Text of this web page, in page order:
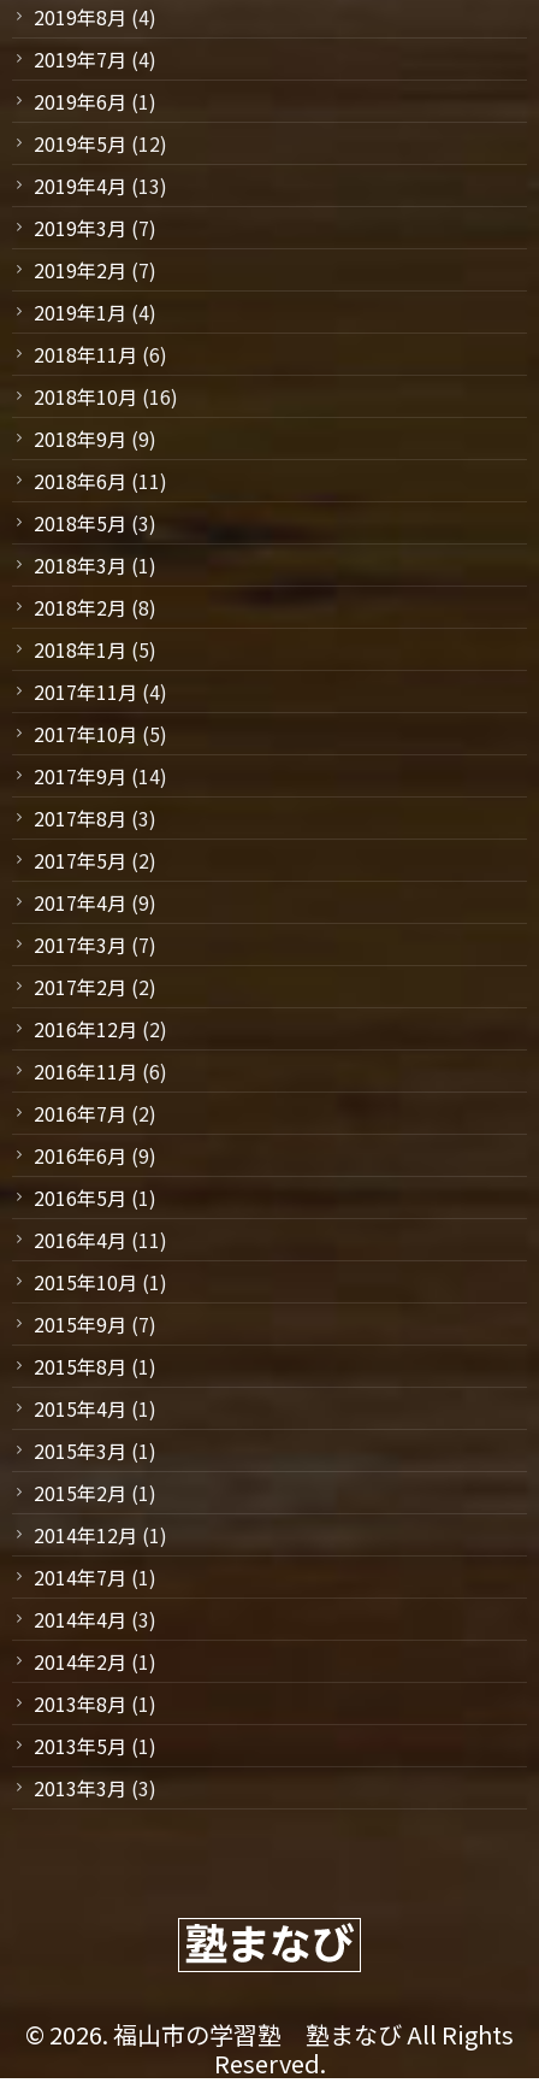
2019年8月 (4)
2019年7月 (4)
2019年6月 (1)
2019年5月 (12)
2019年4月 (13)
2019年3月 (7)
2019年2月 (7)
2019年1月 (4)
2018年11月 (6)
2018年10月 (16)
2018年9月 (9)
2018年6月 (11)
2018年5月 (3)
2018年3月 (1)
2018年2月 (8)
2018年1月 (5)
2017年11月 (4)
2017年10月 (5)
2017年9月 (14)
2017年8月 (3)
2017年5月 (2)
2017年4月 (9)
2017年3月 (7)
2017年2月 (2)
2016年12月 (2)
2016年11月 (6)
2016年7月 (2)
2016年6月 (9)
2016年5月 (1)
2016年4月 (11)
2015年10月 (1)
2015年9月 (7)
2015年8月 (1)
2015年4月 (1)
2015年3月 (1)
2015年2月 (1)
2014年12月 (1)
2014年7月 (1)
2014年4月 (3)
2014年2月 (1)
2013年8月 (1)
2013年5月 (1)
2013年3月 (3)
© 2026. 福山市の学習塾 塾まなび All Rights
Reserved.